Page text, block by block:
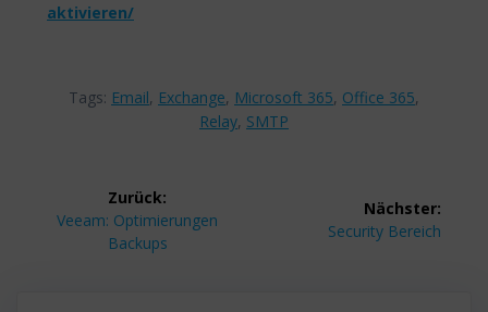
aktivieren/
Tags: Email, Exchange, Microsoft 365, Office 365,
Relay, SMTP
Beitragsnavigation
Zurück:
Vorheriger
Veeam: Optimierungen
Backups
Nächster:
Nächster
Security Bereich